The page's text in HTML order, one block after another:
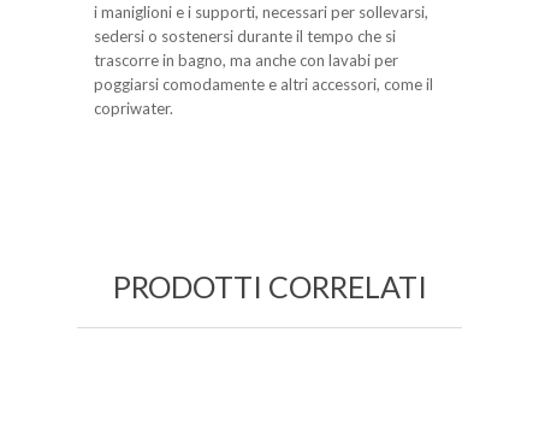
i maniglioni e i supporti, necessari per sollevarsi,
sedersi o sostenersi durante il tempo che si
trascorre in bagno, ma anche con lavabi per
poggiarsi comodamente e altri accessori, come il
copriwater.
PRODOTTI CORRELATI